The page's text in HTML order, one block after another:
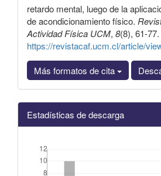
retardo mental, luego de la
de acondicionamiento físico.
Actividad Física UCM, 8(8), 61-77.
https://revistacaf.ucm.cl/article/
Más formatos de cita
Estadísticas de descarga